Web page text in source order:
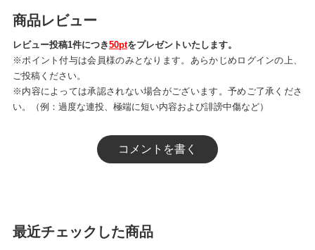
商品レビュー
レビュー投稿1件につき50ptをプレゼントいたします。
※ポイント付与は会員様のみとなります。あらかじめログインの上、
ご投稿ください。
※内容によっては承認されない場合がございます。予めご了承くださ
い。（例：過度な連投、極端に短い内容および誹謗中傷など）
コメントを書く
最近チェックした商品